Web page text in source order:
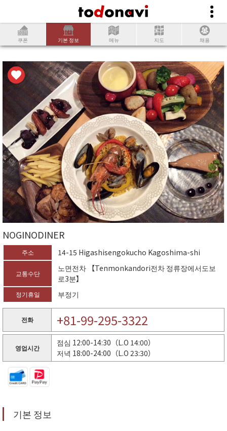
쿠폰 기본 정보 메뉴 지도 채용
NOGINODINER
주소 14-15 Higashisengokucho Kagoshima-shi
교통수단
노면전차 【Tenmonkandori전차 정류장에서도보
로3분】
정기휴일 부정기
전화 +81-99-295-3322
영업시간
점심 12:00-14:30（L.O 14:00）
저녁 18:00-24:00（L.O 23:30）
기본 정보